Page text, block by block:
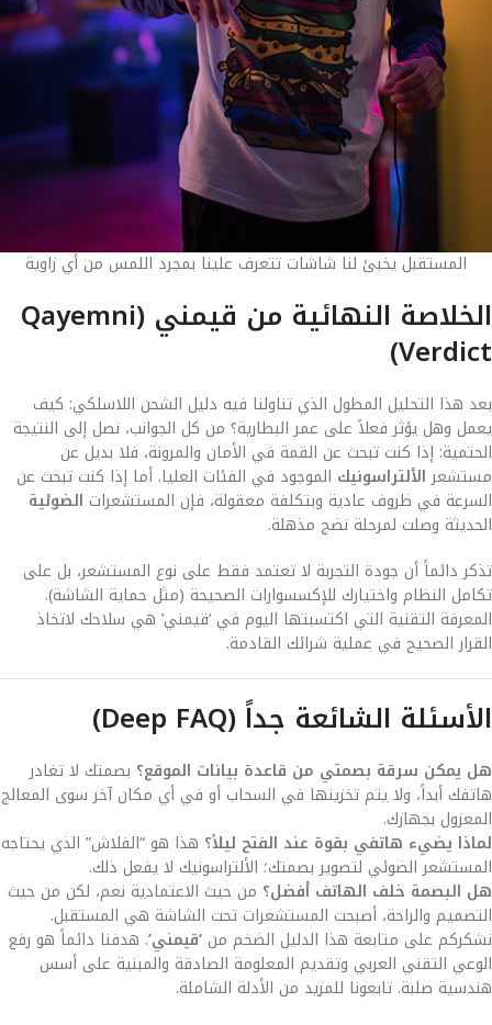
المستقبل يخبئ لنا شاشات تتعرف علينا بمجرد اللمس من أي زاوية
الخلاصة النهائية من قيمني (Qayemni
Verdict)
بعد هذا التحليل المطول الذي تناولنا فيه دليل الشحن اللاسلكي: كيف
يعمل وهل يؤثر فعلاً على عمر البطارية؟ من كل الجوانب، نصل إلى النتيجة
الحتمية: إذا كنت تبحث عن القمة في الأمان والمرونة، فلا بديل عن
مستشعرالألتراسونيك الموجود في الفئات العليا. أما إذا كنت تبحث عن
السرعة في ظروف عادية وبتكلفة معقولة، فإن المستشعرات الضوئية
الحديثة وصلت لمرحلة نضج مذهلة.
تذكر دائماً أن جودة التجربة لا تعتمد فقط على نوع المستشعر، بل على
تكامل النظام واختيارك للإكسسوارات الصحيحة (مثل حماية الشاشة).
المعرفة التقنية التي اكتسبتها اليوم في ‘قيمني’ هي سلاحك لاتخاذ
القرار الصحيح في عملية شرائك القادمة.
الأسئلة الشائعة جداً (Deep FAQ)
هل يمكن سرقة بصمتي من قاعدة بيانات الموقع؟ بصمتك لا تغادر
هاتفك أبداً، ولا يتم تخزينها في السحاب أو في أي مكان آخر سوى المعالج
المعزول بجهازك.
لماذا يضيء هاتفي بقوة عند الفتح ليلاً؟ هذا هو “الفلاش” الذي يحتاجه
المستشعر الضوئي لتصوير بصمتك؛ الألتراسونيك لا يفعل ذلك.
هل البصمة خلف الهاتف أفضل؟ من حيث الاعتمادية نعم، لكن من حيث
التصميم والراحة، أصبحت المستشعرات تحت الشاشة هي المستقبل.
نشكركم على متابعة هذا الدليل الضخم من ‘قيمني’. هدفنا دائماً هو رفع
الوعي التقني العربي وتقديم المعلومة الصادقة والمبنية على أسس
هندسية صلبة. تابعونا للمزيد من الأدلة الشاملة.